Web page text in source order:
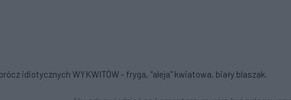
idiotycznych WYKWITÓW - fryga, "aleja" kwiatowa, biały blaszak.